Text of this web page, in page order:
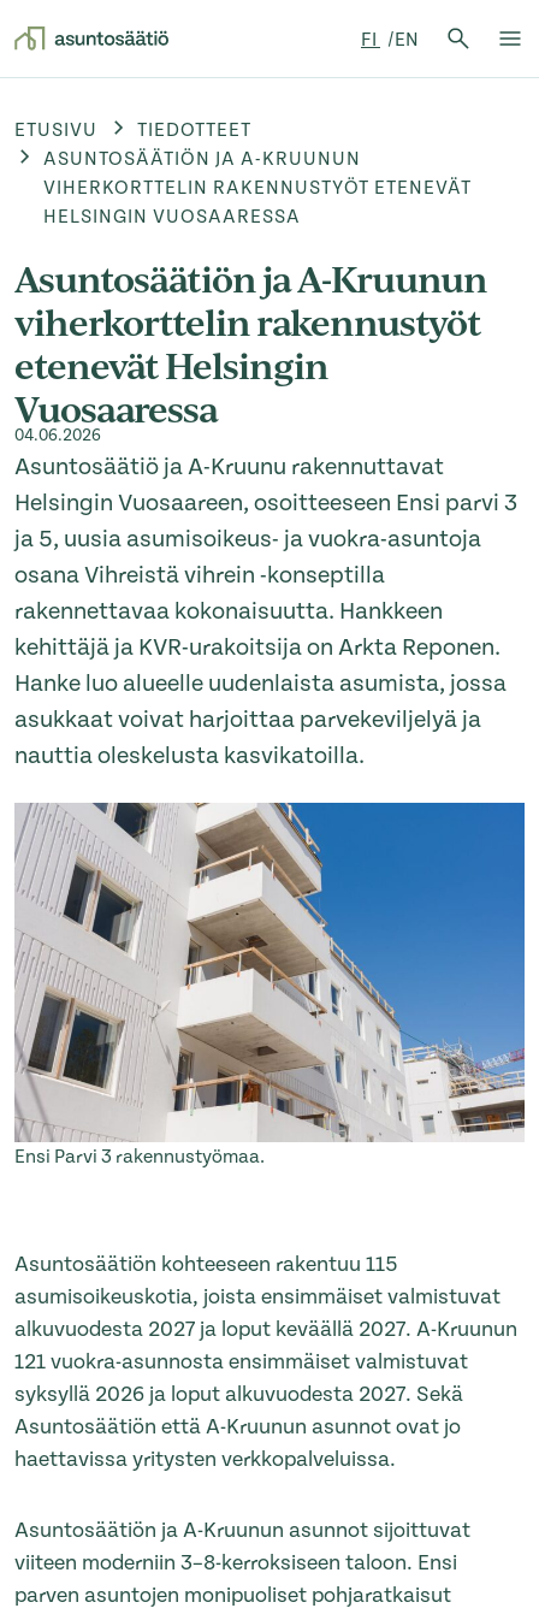
FI EN
Hae:
ETUSIVU
TIEDOTTEET
ASUNTOSÄÄTIÖN JA A-KRUUNUN
VIHERKORTTELIN RAKENNUSTYÖT ETENEVÄT
HELSINGIN VUOSAARESSA
Asuntosäätiön ja A-Kruunun
viherkorttelin rakennustyöt
etenevät Helsingin
Vuosaaressa
04.06.2026
Asuntosäätiö ja A-Kruunu rakennuttavat
Helsingin Vuosaareen, osoitteeseen Ensi parvi 3
ja 5, uusia asumisoikeus- ja vuokra-asuntoja
osana Vihreistä vihrein -konseptilla
rakennettavaa kokonaisuutta. Hankkeen
kehittäjä ja KVR-urakoitsija on Arkta Reponen.
Hanke luo alueelle uudenlaista asumista, jossa
asukkaat voivat harjoittaa parvekeviljelyä ja
nauttia oleskelusta kasvikatoilla.
Ensi Parvi 3 rakennustyömaa.
Asuntosäätiön kohteeseen rakentuu 115
asumisoikeuskotia, joista ensimmäiset valmistuvat
alkuvuodesta 2027 ja loput keväällä 2027. A-Kruunun
121 vuokra-asunnosta ensimmäiset valmistuvat
syksyllä 2026 ja loput alkuvuodesta 2027. Sekä
Asuntosäätiön että A-Kruunun asunnot ovat jo
haettavissa yritysten verkkopalveluissa.
Asuntosäätiön ja A-Kruunun asunnot sijoittuvat
viiteen moderniin 3–8-kerroksiseen taloon. Ensi
parven asuntojen monipuoliset pohjaratkaisut